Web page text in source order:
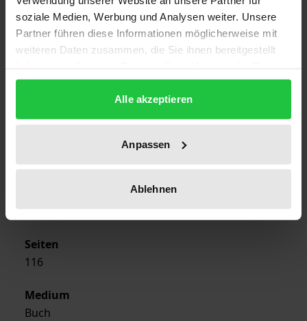
soziale Medien, Werbung und Analysen weiter. Unsere
Partner führen diese Informationen möglicherweise mit
weiteren Daten zusammen, die Sie ihnen bereitgestellt
gesammelt haben.
Alle akzeptieren
Anpassen
Ablehnen
30.06.1991
Erscheinungsjahr
deutsch
Seiten
116
Medium
Buch